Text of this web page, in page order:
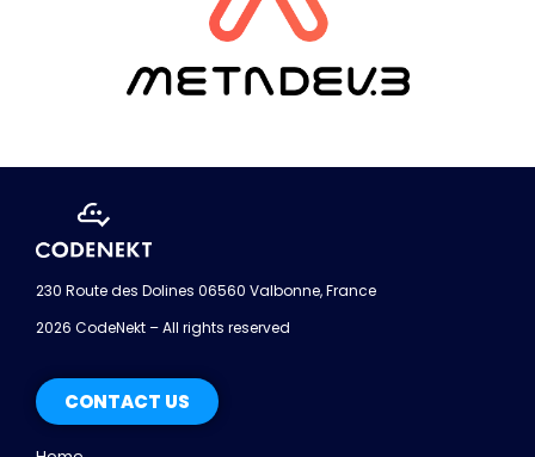
230 Route des Dolines 06560 Valbonne, France
2026 CodeNekt – All rights reserved
CONTACT US